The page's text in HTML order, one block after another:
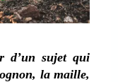
d’un sujet qui
la maille,